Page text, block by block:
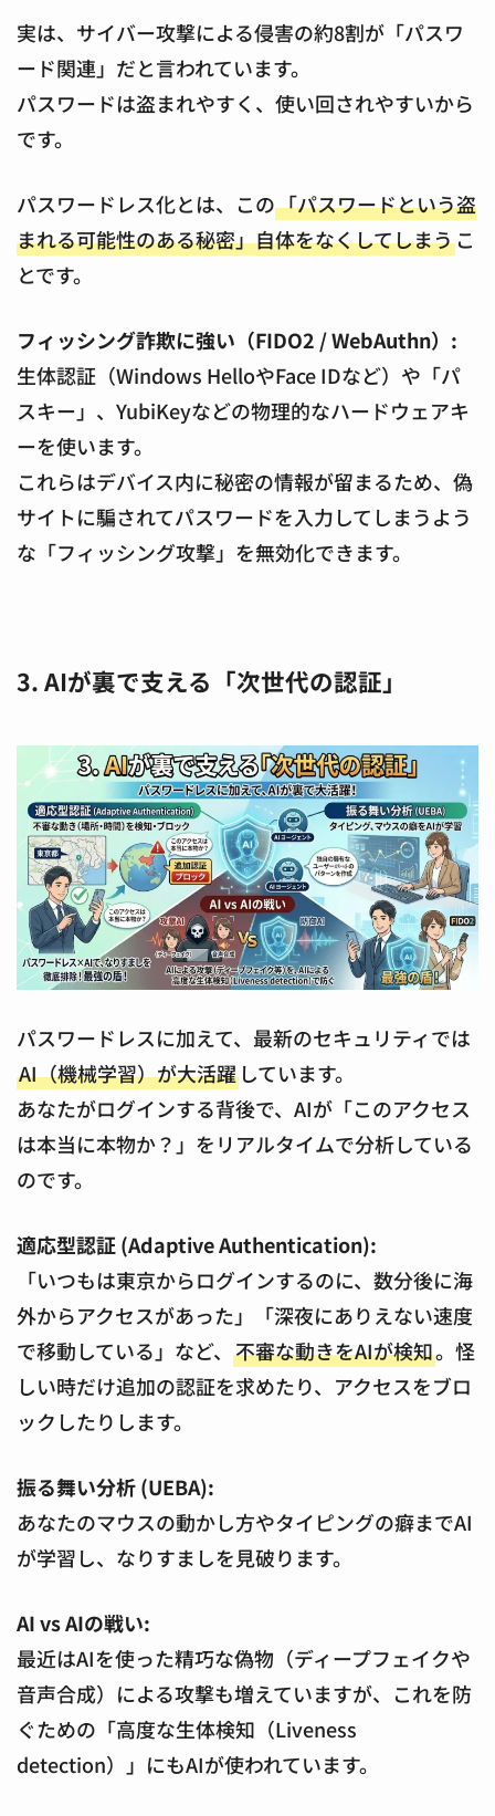
実は、サイバー攻撃による侵害の約8割が「パスワ
ード関連」だと言われています。
パスワードは盗まれやすく、使い回されやすいから
です。
パスワードレス化とは、この「パスワードという盗
まれる可能性のある秘密」自体をなくしてしまうこ
とです。
フィッシング詐欺に強い（FIDO2 / WebAuthn）:
生体認証（Windows HelloやFace IDなど）や「パ
スキー」、YubiKeyなどの物理的なハードウェアキ
ーを使います。
これらはデバイス内に秘密の情報が留まるため、偽
サイトに騙されてパスワードを入力してしまうよう
な「フィッシング攻撃」を無効化できます。
3. AIが裏で支える「次世代の認証」
パスワードレスに加えて、最新のセキュリティでは
AI（機械学習）が大活躍 しています。
あなたがログインする背後で、AIが「このアクセス
は本当に本物か？」をリアルタイムで分析している
のです。
適応型認証 (Adaptive Authentication):
「いつもは東京からログインするのに、数分後に海
外からアクセスがあった」「深夜にありえない速度
で移動している」など、 不審な動きをAIが検知。怪
しい時だけ追加の認証を求めたり、アクセスをブロ
ックしたりします。
振る舞い分析 (UEBA):
あなたのマウスの動かし方やタイピングの癖までAI
が学習し、なりすましを見破ります。
AI vs AIの戦い:
最近はAIを使った精巧な偽物（ディープフェイクや
音声合成）による攻撃も増えていますが、これを防
ぐための「高度な生体検知（Liveness
detection）」にもAIが使われています。